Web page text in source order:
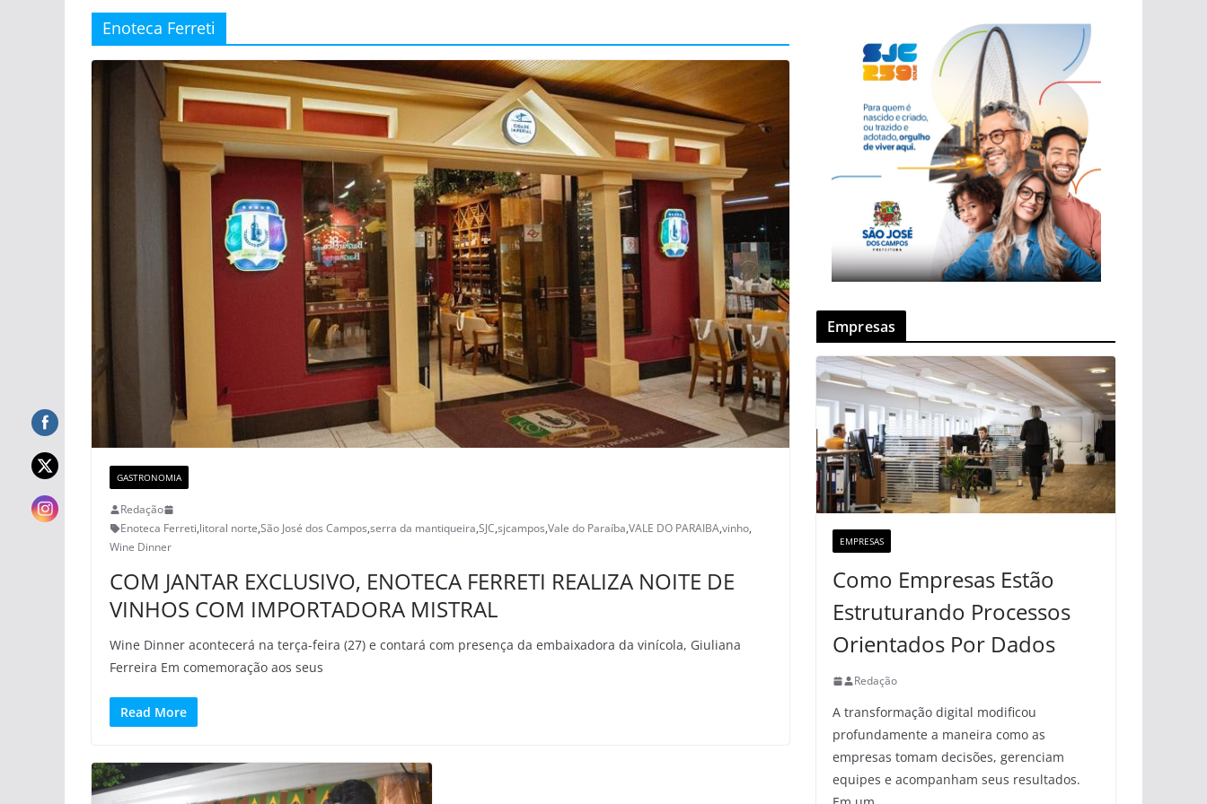
Enoteca Ferreti
GASTRONOMIA
Redação
Enoteca Ferreti,litoral norte,São José dos Campos,serra da mantiqueira,SJC,sjcampos,Vale do Paraíba,VALE DO PARAIBA,vinho,
Wine Dinner
COM JANTAR EXCLUSIVO, ENOTECA FERRETI REALIZA NOITE DE
VINHOS COM IMPORTADORA MISTRAL
Wine Dinner acontecerá na terça-feira (27) e contará com presença da embaixadora da vinícola, Giuliana
Ferreira Em comemoração aos seus
Read More
Empresas
EMPRESAS
Como Empresas Estão
Estruturando Processos
Orientados Por Dados
Redação
A transformação digital modificou
profundamente a maneira como as
empresas tomam decisões, gerenciam
equipes e acompanham seus resultados.